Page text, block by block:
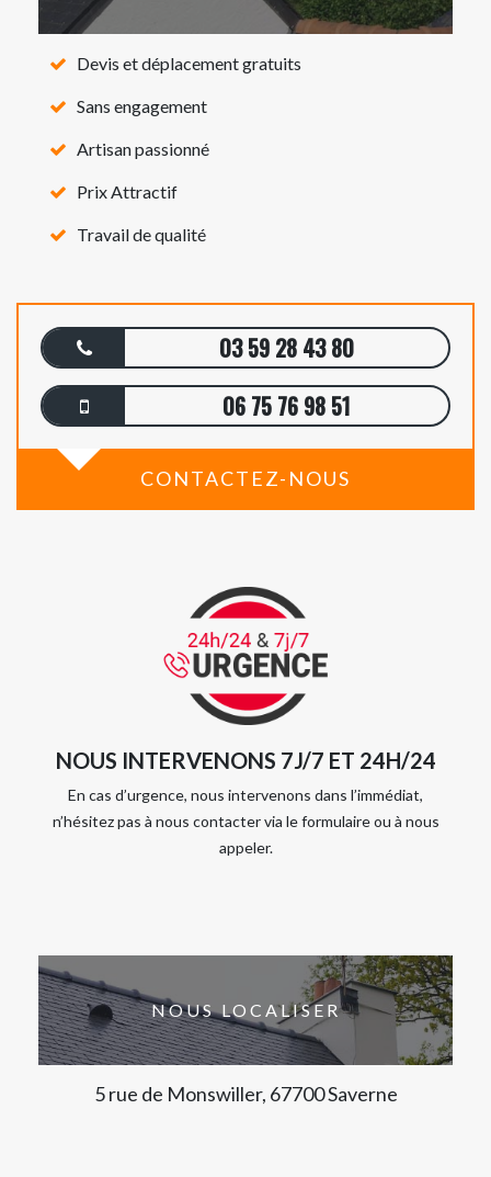
Devis et déplacement gratuits
Sans engagement
Artisan passionné
Prix Attractif
Travail de qualité
03 59 28 43 80
06 75 76 98 51
CONTACTEZ-NOUS
NOUS INTERVENONS 7J/7 ET 24H/24
En cas d’urgence, nous intervenons dans l’immédiat,
n’hésitez pas à nous contacter via le formulaire ou à nous
appeler.
NOUS LOCALISER
5 rue de Monswiller, 67700 Saverne